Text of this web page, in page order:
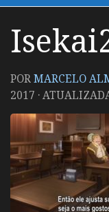
PORMARCELO
2017 ·